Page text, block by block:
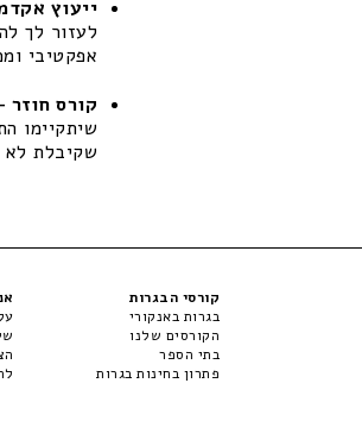
ייעוץ
לעזור לך
אפקטיבי
קורס חוזר
שקיבלת לא
קורסי הבגרות
בגרות באנקורי
הקורסים שלנו
בתי הספר
פתרון בחינות בגרות